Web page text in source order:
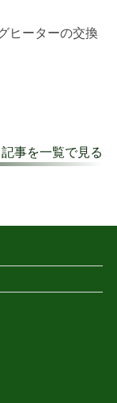
ヒーターの交換
事を一覧で見る